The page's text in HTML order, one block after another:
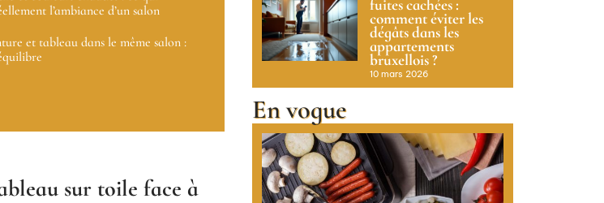
l’ambiance d’un salon
et tableau dans le même salon :
sur toile face à
fuites cachées :
comment éviter les
dégâts dans les
appartements
bruxellois ?
10 mars 2026
En vogue